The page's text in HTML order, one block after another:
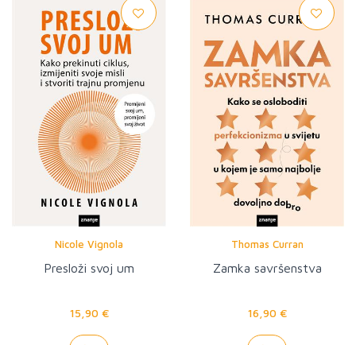
Nicole Vignola
Presloži svoj um
15,90 €
Thomas Curran
Zamka savršenstva
16,90 €